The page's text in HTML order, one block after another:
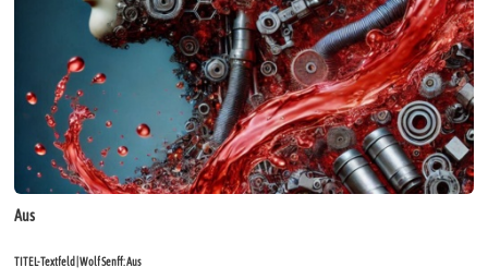
Aus
TITEL-Textfeld | Wolf Senff: Aus